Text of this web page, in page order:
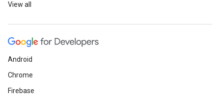
View all
Android
Chrome
Firebase